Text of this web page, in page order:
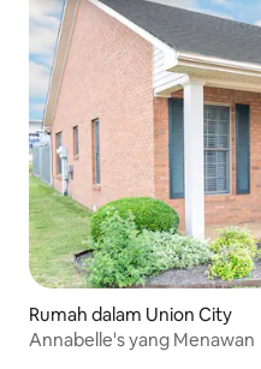
Rumah dalam Union City
Annabelle's yang Menawan